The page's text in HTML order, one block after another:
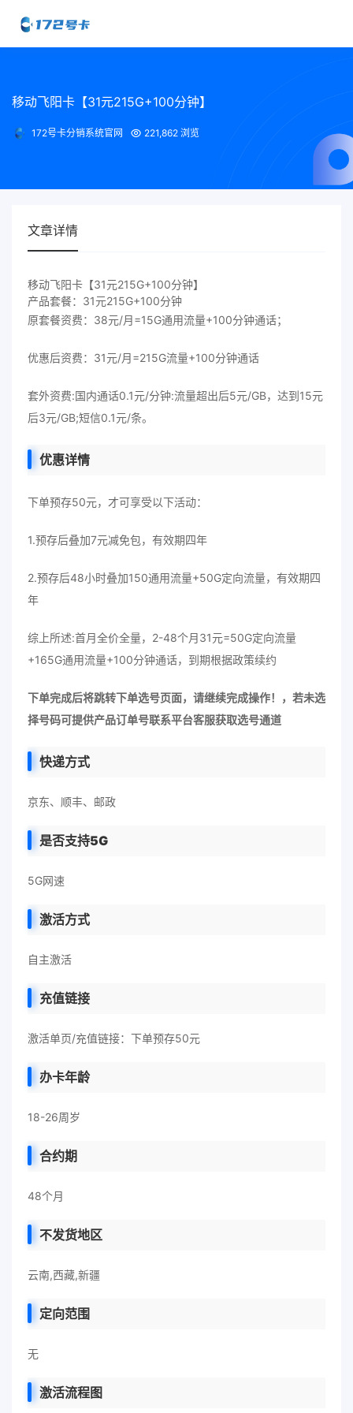
移动飞阳卡【31元215G+100分钟】
172号卡分销系统官网 221,862 浏览
文章详情
移动飞阳卡【31元215G+100分钟】
产品套餐：31元215G+100分钟
原套餐资费：38元/月=15G通用流量+100分钟通话；
优惠后资费：31元/月=215G流量+100分钟通话
套外资费:国内通话0.1元/分钟:流量超出后5元/GB，达到15元
后3元/GB;短信0.1元/条。
优惠详情
下单预存50元，才可享受以下活动：
1.预存后叠加7元减免包，有效期四年
2.预存后48小时叠加150通用流量+50G定向流量，有效期四
年
综上所述:首月全价全量，2-48个月31元=50G定向流量
+165G通用流量+100分钟通话，到期根据政策续约
下单完成后将跳转下单选号页面，请继续完成操作！，若未选
择号码可提供产品订单号联系平台客服获取选号通道
快递方式
京东、顺丰、邮政
是否支持5G
5G网速
激活方式
自主激活
充值链接
激活单页/充值链接：下单预存50元
办卡年龄
18-26周岁
合约期
48个月
不发货地区
云南,西藏,新疆
定向范围
无
激活流程图